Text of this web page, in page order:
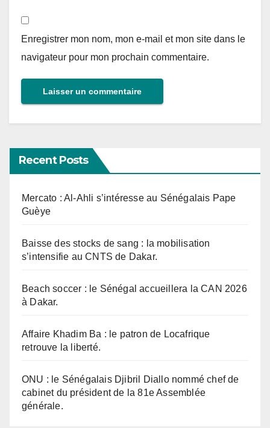
Enregistrer mon nom, mon e-mail et mon site dans le
navigateur pour mon prochain commentaire.
Recent Posts
Mercato : Al-Ahli s’intéresse au Sénégalais Pape
Guèye
Baisse des stocks de sang : la mobilisation
s’intensifie au CNTS de Dakar.
Beach soccer : le Sénégal accueillera la CAN 2026
à Dakar.
Affaire Khadim Ba : le patron de Locafrique
retrouve la liberté.
ONU : le Sénégalais Djibril Diallo nommé chef de
cabinet du président de la 81e Assemblée
générale.